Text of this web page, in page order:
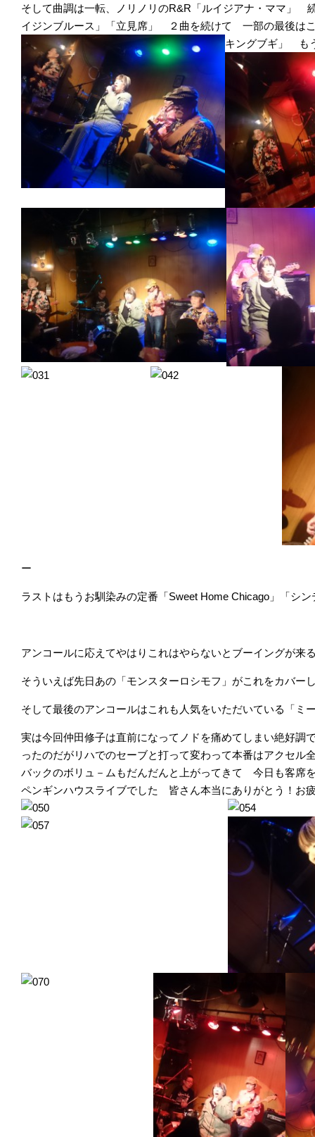
そして曲調は一転、ノリノリのR&R「ルイジアナ・ママ」
イジンブルース」「立見席」 ２曲を続けて 一部の最後は
キングブギ」 も
ー
ラストはもうお馴染みの定番「Sweet Home Chicago」「シ
アンコールに応えてやはりこれはやらないとブーイングが来
そういえば先日あの「モンスターロシモフ」がこれをカバー
そして最後のアンコールはこれも人気をいただいている「ミ
実は今回仲田修子は直前になってノドを痛めてしまい絶好調
ったのだがリハでのセーブと打って変わって本番はアクセ
バックのボリュ－ムもだんだんと上がってきて 今日も客席
ペンギンハウスライブでした 皆さん本当にありがとう！お